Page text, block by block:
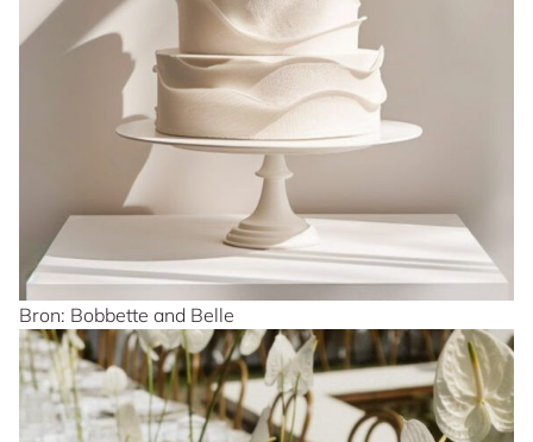
Bron: Bobbette and Belle